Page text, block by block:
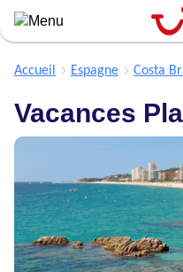
Aller
contenu
Accueil Espagne Costa
Vacances